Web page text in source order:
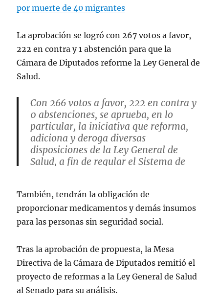
por muerte de 40 migrantes
La aprobación se logró con 267 votos a favor,
222 en contra y 1 abstención para que la
Cámara de Diputados reforme la Ley General de
Salud.
Con 266 votos a favor, 222 en contra y
0 abstenciones, se aprueba, en lo
particular, la iniciativa que reforma,
adiciona y deroga diversas
disposiciones de la Ley General de
Salud, a fin de regular el Sistema de
— Cámara de Diputados
(@Mx_Diputados)April 25, 2023
También, tendrán la obligación de
proporcionar medicamentos y demás insumos
para las personas sin seguridad social.
Tras la aprobación de propuesta, la Mesa
Directiva de la Cámara de Diputados remitió el
proyecto de reformas a la Ley General de Salud
al Senado para su análisis.